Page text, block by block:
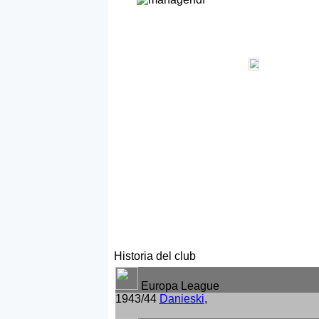
Historia del club
Europa League
1943/44 Danieski,